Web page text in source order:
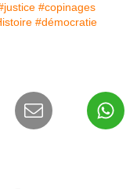
#copinages
#démocratie